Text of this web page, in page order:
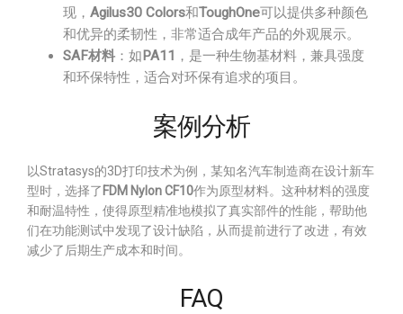
现， Agilus30 Colors和ToughOne可以提供多种颜色
和优异的柔韧性，非常适合成年产品的外观展示。
SAF材料 ：如PA11 ，是一种生物基材料，兼具强度
和环保特性，适合对环保有追求的项目。
案例分析
以Stratasys的3D打印技术为例，某知名汽车制造商在设计新车
型时，选择了 FDM Nylon CF10作为原型材料。这种材料的强度
和耐温特性，使得原型精准地模拟了真实部件的性能，帮助他
们在功能测试中发现了设计缺陷，从而提前进行了改进，有效
减少了后期生产成本和时间。
FAQ